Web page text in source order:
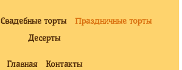
Свадебные торты
Праздничные торты
Десерты
Главная Контакты